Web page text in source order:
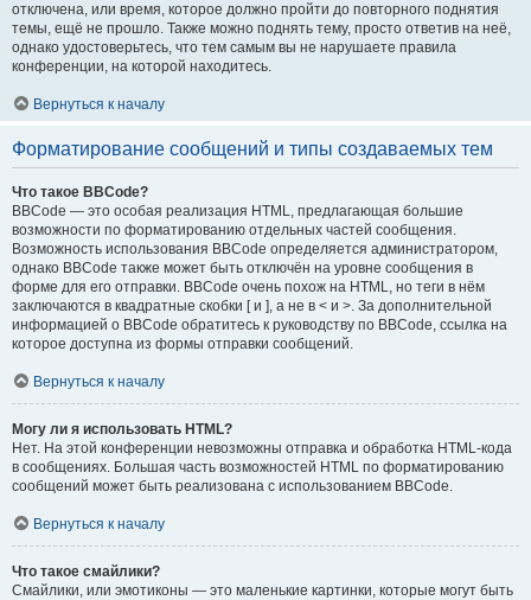
отключена, или время, которое должно пройти до повторного поднятия
темы, ещё не прошло. Также можно поднять тему, просто ответив на неё,
однако удостоверьтесь, что тем самым вы не нарушаете правила
конференции, на которой находитесь.
Вернуться к началу
Форматирование сообщений и типы создаваемых тем
Что такое BBCode?
BBCode — это особая реализация HTML, предлагающая большие
возможности по форматированию отдельных частей сообщения.
Возможность использования BBCode определяется администратором,
однако BBCode также может быть отключён на уровне сообщения в
форме для его отправки. BBCode очень похож на HTML, но теги в нём
заключаются в квадратные скобки [ и ], а не в < и >. За дополнительной
информацией о BBCode обратитесь к руководству по BBCode, ссылка на
которое доступна из формы отправки сообщений.
Вернуться к началу
Могу ли я использовать HTML?
Нет. На этой конференции невозможны отправка и обработка HTML-кода
в сообщениях. Большая часть возможностей HTML по форматированию
сообщений может быть реализована с использованием BBCode.
Вернуться к началу
Что такое смайлики?
Смайлики, или эмотиконы — это маленькие картинки, которые могут быть